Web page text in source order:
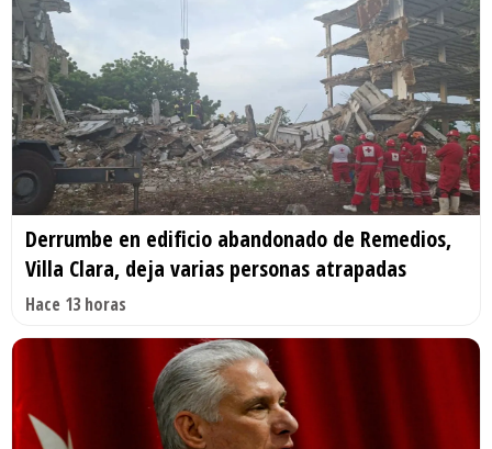
Derrumbe en edificio abandonado de Remedios,
Villa Clara, deja varias personas atrapadas
Hace 13 horas